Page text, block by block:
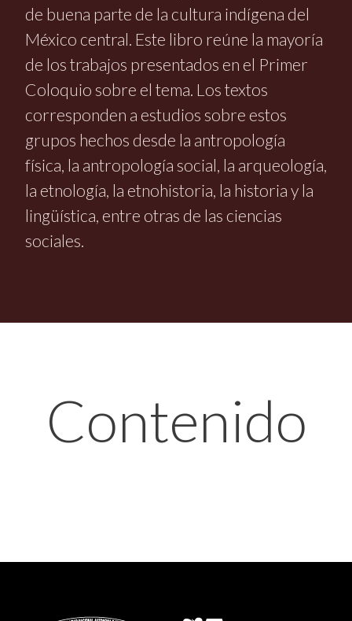
de buena parte de la cultura indígena del
México central. Este libro reúne la mayoría
de los trabajos presentados en el Primer
Coloquio sobre el tema. Los textos
corresponden a estudios sobre estos
grupos hechos desde la antropología
física, la antropología social, la arqueología,
la etnología, la etnohistoria, la historia y la
lingüística, entre otras de las ciencias
sociales.
Contenido